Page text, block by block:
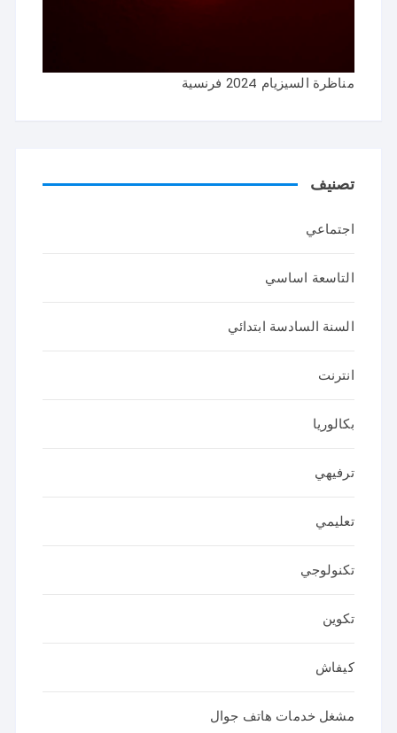
مناظرة السيزيام 2024 فرنسية
تصنيف
اجتماعي
التاسعة اساسي
السنة السادسة ابتدائي
انترنت
بكالوريا
ترفيهي
تعليمي
تكنولوجي
تكوين
كيفاش
مشغل خدمات هاتف جوال